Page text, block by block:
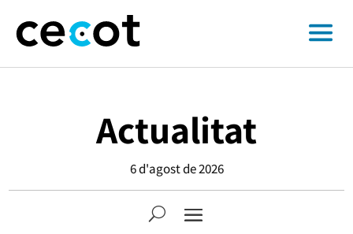
Actualitat
6 d'agost de 2026